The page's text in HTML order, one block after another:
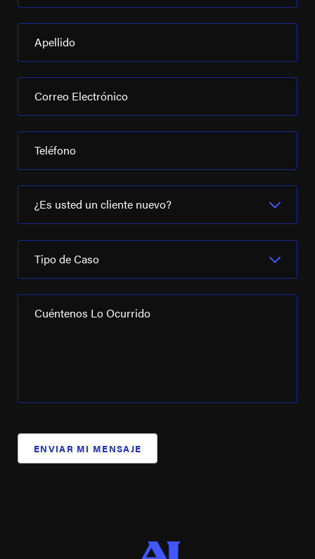
Apellido
Correo Electrónico
Teléfono
¿Es usted un cliente nuevo?
Tipo de Caso
Cuéntenos Lo Ocurrido
ENVIAR MI MENSAJE